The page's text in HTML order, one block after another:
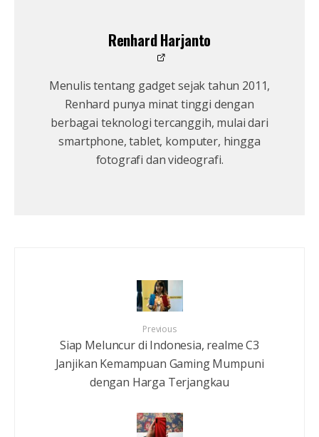
Renhard Harjanto
Menulis tentang gadget sejak tahun 2011,
Renhard punya minat tinggi dengan
berbagai teknologi tercanggih, mulai dari
smartphone, tablet, komputer, hingga
fotografi dan videografi.
Previous
Siap Meluncur di Indonesia, realme C3
Janjikan Kemampuan Gaming Mumpuni
dengan Harga Terjangkau